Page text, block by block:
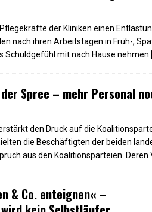
der Kliniken einen
nach ihren Arbeitstagen in Früh-,
Schuldgefühl mit nach Hause nehmen
Spree – mehr Personal
den Druck auf die
die Beschäftigten der beiden
aus den Koalitionsparteien.
& Co. enteignen« –